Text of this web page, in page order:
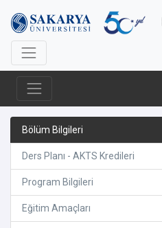
Bölüm Bilgileri
Ders Planı - AKTS Kredileri
Program Bilgileri
Eğitim Amaçları